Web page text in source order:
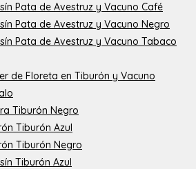
Pata de Avestruz y Vacuno Café
Pata de Avestruz y Vacuno Negro
Pata de Avestruz y Vacuno Tabaco
de Floreta en Tiburón y Vacuno
Tiburón Negro
Tiburón Azul
Tiburón Negro
Tiburón Azul